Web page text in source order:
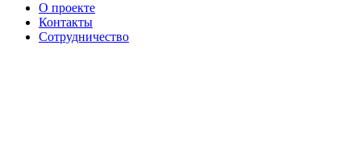
О проекте
Контакты
Сотрудничество